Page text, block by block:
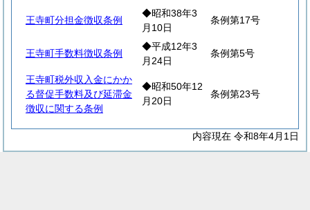
王寺町分担金徴収条例
◆昭和38年3
月10日
条例第17号
王寺町手数料徴収条例
◆平成12年3
月24日
条例第5号
王寺町税外収入金にかか
る督促手数料及び延滞金
徴収に関する条例
◆昭和50年12
月20日
条例第23号
内容現在 令和8年4月1日